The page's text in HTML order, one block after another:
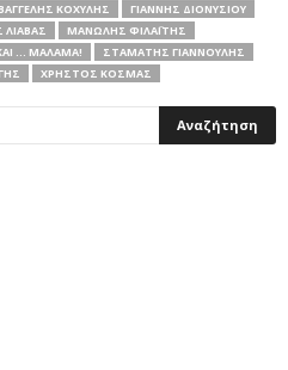
ΚΟΧΎΛΗΣ
ΓΙΆΝΝΗΣ ΔΙΟΝΥΣΊΟΥ
ΜΑΝΏΛΗΣ ΦΙΛΑΪ́ΤΗΣ
… ΜΆΛΑΜΑ!
ΣΤΑΜΆΤΗΣ ΓΙΑΝΝΟΎΛΗΣ
ΧΡΉΣΤΟΣ ΚΟΣΜΆΣ